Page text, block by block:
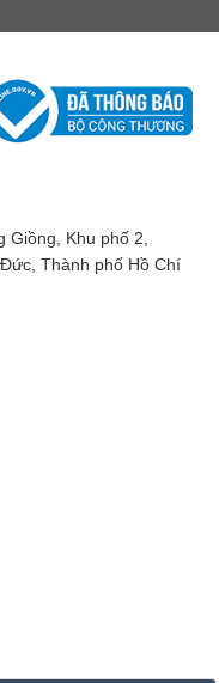
Khu phố 2,
Thành phố Hồ Chí